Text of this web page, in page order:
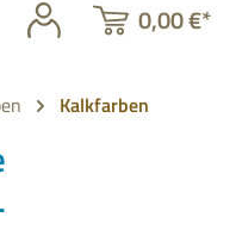
0,00 €*
Kalkfarben